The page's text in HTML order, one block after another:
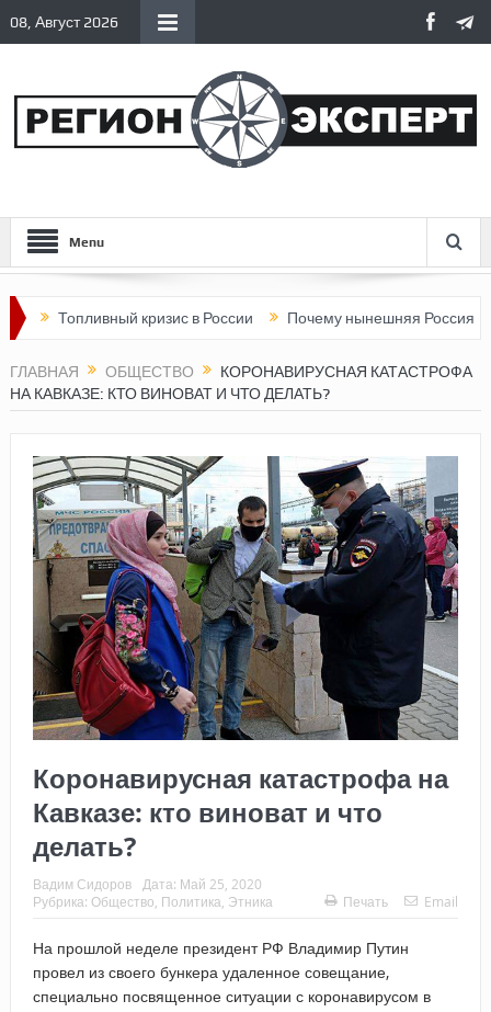
08, Август 2026
Menu
кризис в России Почему нынешняя Россия стала хуже,
ГЛАВНАЯ ОБЩЕСТВО
КОРОНАВИРУСНАЯ КАТАСТРОФА
НА КАВКАЗЕ: КТО ВИНОВАТ И ЧТО ДЕЛАТЬ?
Коронавирусная катастрофа на
Кавказе: кто виноват и что
делать?
Вадим Сидоров Дата: Май 25, 2020
Рубрика: Общество Политика Этника Печать Email
На прошлой неделе президент РФ Владимир Путин
провел из своего бункера удаленное совещание,
специально посвященное ситуации с коронавирусом в